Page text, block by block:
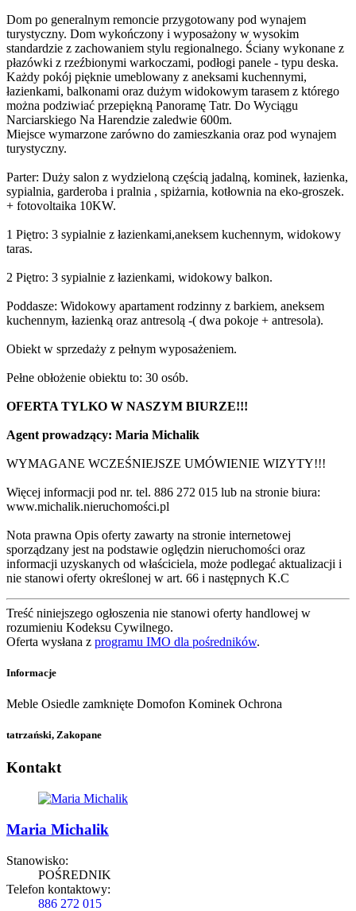
Dom po generalnym remoncie przygotowany pod wynajem
turystyczny. Dom wykończony i wyposażony w wysokim
standardzie z zachowaniem stylu regionalnego. Ściany wykonane z
płazówki z rzeźbionymi warkoczami, podłogi panele - typu deska.
Każdy pokój pięknie umeblowany z aneksami kuchennymi,
łazienkami, balkonami oraz dużym widokowym tarasem z którego
można podziwiać przepiękną Panoramę Tatr. Do Wyciągu
Narciarskiego Na Harendzie zaledwie 600m.
Miejsce wymarzone zarówno do zamieszkania oraz pod wynajem
turystyczny.
Parter: Duży salon z wydzieloną częścią jadalną, kominek, łazienka,
sypialnia, garderoba i pralnia , spiżarnia, kotłownia na eko-groszek.
+ fotovoltaika 10KW.
1 Piętro: 3 sypialnie z łazienkami,aneksem kuchennym, widokowy
taras.
2 Piętro: 3 sypialnie z łazienkami, widokowy balkon.
Poddasze: Widokowy apartament rodzinny z barkiem, aneksem
kuchennym, łazienką oraz antresolą -( dwa pokoje + antresola).
Obiekt w sprzedaży z pełnym wyposażeniem.
Pełne obłożenie obiektu to: 30 osób.
OFERTA TYLKO W NASZYM BIURZE!!!
Agent prowadzący: Maria Michalik
WYMAGANE WCZEŚNIEJSZE UMÓWIENIE WIZYTY!!!
Więcej informacji pod nr. tel. 886 272 015 lub na stronie biura:
www.michalik.nieruchomości.pl
Nota prawna Opis oferty zawarty na stronie internetowej
sporządzany jest na podstawie oględzin nieruchomości oraz
informacji uzyskanych od właściciela, może podlegać aktualizacji i
nie stanowi oferty określonej w art. 66 i następnych K.C
Treść niniejszego ogłoszenia nie stanowi oferty handlowej w
rozumieniu Kodeksu Cywilnego.
Oferta wysłana z programu IMO dla pośredników.
Informacje
Meble Osiedle zamknięte Domofon Kominek Ochrona
tatrzański, Zakopane
Kontakt
Maria Michalik
Stanowisko:
POŚREDNIK
Telefon kontaktowy:
886 272 015